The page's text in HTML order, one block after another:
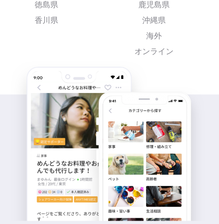
徳島県
香川県
鹿児島県
沖縄県
海外
オンライン